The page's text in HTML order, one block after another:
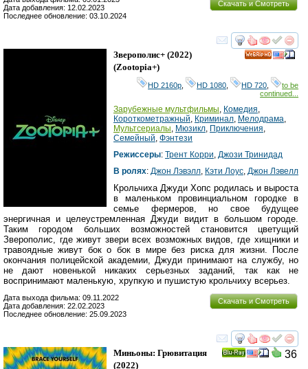
Скачать и Смотреть
Дата добавления: 12.02.2023
Последнее обновление: 03.10.2024
смотреть
Зверополис+ (2022)
(Zootopia+)
HD 2160р HD 1080 HD 720
to be
continued...
Зарубежные мультфильмы, Комедия,
Короткометражный, Криминал, Мелодрама,
Мультсериалы, Мюзикл, Приключения,
Семейный, Фэнтези
Режиссеры: Трент Корри, Джози Тринидад
В ролях: Джон Лэвэлл, Кэти Лоус, Джон Лэвелл
Крольчиха Джуди Хопс родилась и выроста
в маленьком провинциальном городке в
семье фермеров, но свое будущее
энергичная и целеустремленная Джуди видит в большом городе.
Таким городом больших возможностей становится цветущий
Зверополис, где живут звери всех возможных видов, где хищники и
травоядные живут бок о бок в мире без риска для жизни. После
окончания полицейской академии, Джуди принимают на службу, но
не дают новенькой никаких серьезных заданий, так как не
воспринимают маленькую, хрупкую и пушистую крольчиху всерьез.
Скачать и Смотреть
Дата выхода фильма: 09.11.2022
Дата добавления: 22.02.2023
Последнее обновление: 25.09.2023
смотреть
36
Миньоны: Грювитация
(2022)